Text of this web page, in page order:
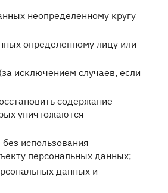
неопределенному кругу
определенному лицу или
исключением случаев, если
содержание
уничтожаются
использования
персональных данных;
данных и